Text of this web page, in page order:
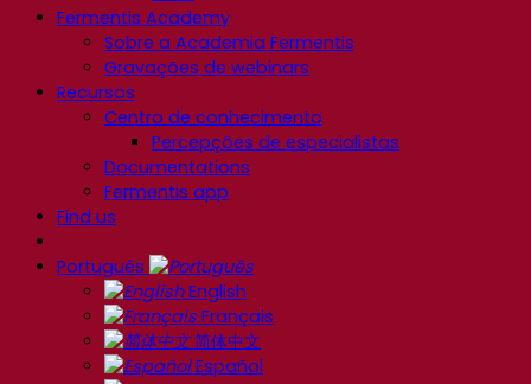
Fermentis Academy
Sobre a Academia Fermentis
Gravações de webinars
Recursos
Centro de conhecimento
Percepções de especialistas
Documentations
Fermentis app
Find us
Português
English
Français
简体中文
Español